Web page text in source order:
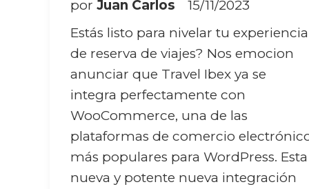
por Juan Carlos
15/11/2023
Estás listo para nivelar tu experiencia
de reserva de viajes? Nos emocion
anunciar que Travel Ibex ya se
integra perfectamente con
WooCommerce, una de las
plataformas de comercio
más populares para WordPress. Esta
nueva y potente nueva integración